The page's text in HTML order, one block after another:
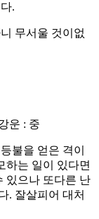
.
무서울 것이없
운 : 중
불을 얻은 격이
하는 일이 있다면
있으나 또다른 난
. 잘살피어 대처